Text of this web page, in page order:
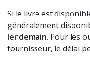
Si le livre est
généralement
lendemain. Pour les
fournisseur, le délai